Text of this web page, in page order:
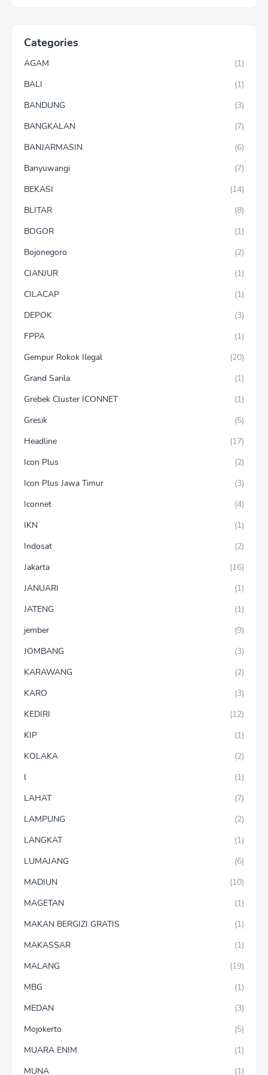
Categories
AGAM
(1)
BALI
(1)
BANDUNG
(3)
BANGKALAN
(7)
BANJARMASIN
(6)
Banyuwangi
(7)
BEKASI
(14)
BLITAR
(8)
BOGOR
(1)
Bojonegoro
(2)
CIANJUR
(1)
CILACAP
(1)
DEPOK
(3)
FPPA
(1)
Gempur Rokok Ilegal
(20)
Grand Sarila
(1)
Grebek Cluster ICONNET
(1)
Gresik
(5)
Headline
(17)
Icon Plus
(2)
Icon Plus Jawa Timur
(3)
Iconnet
(4)
IKN
(1)
Indosat
(2)
Jakarta
(16)
JANUARI
(1)
JATENG
(1)
jember
(9)
JOMBANG
(3)
KARAWANG
(2)
KARO
(3)
KEDIRI
(12)
KIP
(1)
KOLAKA
(2)
l
(1)
LAHAT
(7)
LAMPUNG
(2)
LANGKAT
(1)
LUMAJANG
(6)
MADIUN
(10)
MAGETAN
(1)
MAKAN BERGIZI GRATIS
(1)
MAKASSAR
(1)
MALANG
(19)
MBG
(1)
MEDAN
(3)
Mojokerto
(5)
MUARA ENIM
(1)
MUNA
(1)